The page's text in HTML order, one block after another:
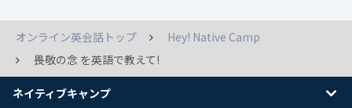
オンライン英会話トップ
Hey! Native Camp
畏敬の念 を英語で教えて!
ネイティブキャンプ